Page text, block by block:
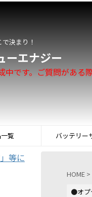
決まり！
ーエナジー
です。ご質問がある際
覧 バッテリー
HOME >
●オプ
等に